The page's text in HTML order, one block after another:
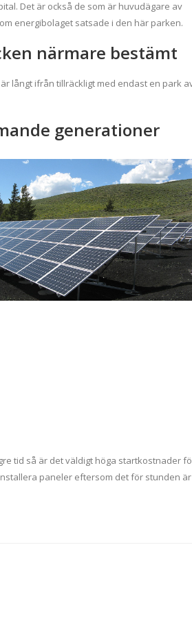
Det är också de som är huvudägare av
energibolaget satsade i den här parken.
närmare bestämt
långt ifrån tillräckligt med endast en park
generationer
tid så är det väldigt höga startkostnader
paneler eftersom det för stunden är